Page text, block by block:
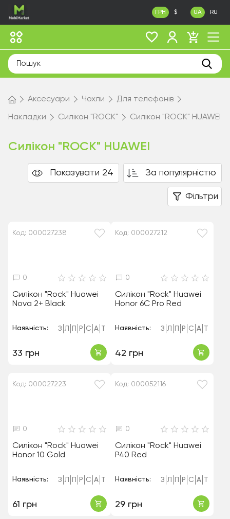
ГРН $ UA RU
Аксесуари Чохли Для телефонів
Накладки Силікон "ROCK" Силікон "ROCK" HUAWEI
Силікон "ROCK" HUAWEI
Показувати 24 За популярністю
Фільтри
Код: 000027238
0
Силікон "Rock" Huawei
Nova 2+ Black
Наявність: З Л Р С А
33 грн
Код: 000027212
0
Силікон "Rock" Huawei
Honor 6C Pro Red
Наявність: З Л Р С А
42 грн
Код: 000027223
0
Силікон "Rock" Huawei
Honor 10 Gold
Наявність: З Л Р С А
61 грн
Код: 000052116
0
Силікон "Rock" Huawei
P40 Red
Наявність: З Л Р С А
29 грн